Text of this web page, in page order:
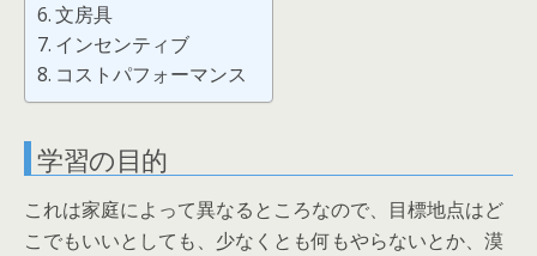
文房具
インセンティブ
コストパフォーマンス
学習の目的
これは家庭によって異なるところなので、目標地点はど
こでもいいとしても、少なくとも何もやらないとか、漠